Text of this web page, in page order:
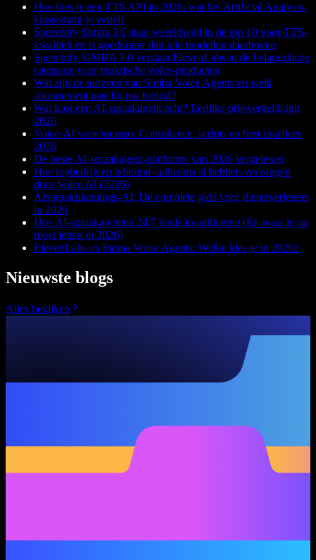
Hoe kies je een TTS API in 2026: wat het Artificial Analysis-
klassement je vertelt
Speechify Simba 3.0 staat wereldwijd in de top 10 voor TTS-
kwaliteit en is goedkoper dan alle modellen daarboven
Speechify SIMBA 3.0 verslaat ElevenLabs in de belangrijkste
categorie voor praktische voice-producten
Wat zijn de tarieven van Simba Voice Agents en welk
abonnement past bij uw bedrijf?
Wat kost een AI-spraakagent echt? Eerlijke prijsvergelijking
2026
Voice-AI voor incasso: Compliance, scripts en best practices
2026
De beste AI-spraakagent-platforms van 2026 vergeleken
Hoe topbedrijven inbound-callteams al hebben vervangen
door Voice AI (2026)
Afspraakplannings-AI: De complete gids voor dienstverleners
in 2026
Hoe AI-spraakagenten 24/7 leads kwalificeren (En waar je op
moet letten in 2026)
ElevenLabs vs Simba Voice Agents: Welke kies je in 2026?
Nieuwste blogs
Alles bekijken